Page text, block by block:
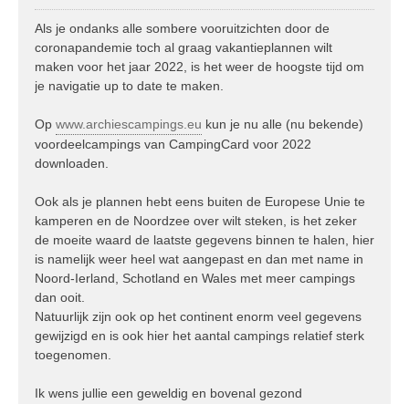
e
r
h
Als je ondanks alle sombere vooruitzichten door de
coronapandemie toch al graag vakantieplannen wilt
maken voor het jaar 2022, is het weer de hoogste tijd om
je navigatie up to date te maken.
Op www.archiescampings.eu kun je nu alle (nu bekende)
voordeelcampings van CampingCard voor 2022
downloaden.
Ook als je plannen hebt eens buiten de Europese Unie te
kamperen en de Noordzee over wilt steken, is het zeker
de moeite waard de laatste gegevens binnen te halen, hier
is namelijk weer heel wat aangepast en dan met name in
Noord-Ierland, Schotland en Wales met meer campings
dan ooit.
Natuurlijk zijn ook op het continent enorm veel gegevens
gewijzigd en is ook hier het aantal campings relatief sterk
toegenomen.
Ik wens jullie een geweldig en bovenal gezond